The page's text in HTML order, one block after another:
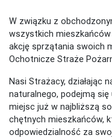
W związku z
wszystkich mieszkańców
akcję sprzątania swoich
Ochotnicze Straże
Nasi Strażacy, działając
naturalnego, podejmą
miejsc już w najbliższą
chętnych mieszkańców,
odpowiedzialność za